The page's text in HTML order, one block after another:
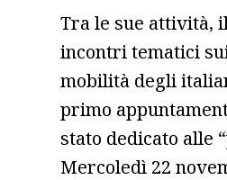
Tra le sue attività,
incontri tematici
mobilità degli
primo
stato dedicato alle
Mercoledì 22